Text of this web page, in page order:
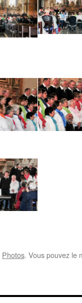
Photos. Vous pouvez le